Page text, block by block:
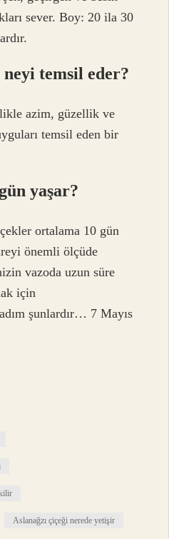
sever. Boy: 20 ila 30
neyi temsil eder?
azim, güzellik ve
temsil eden bir
yaşar?
ortalama 10 gün
önemli ölçüde
vazoda uzun süre
için
şunlardır… 7 Mayıs
Aslanağzı çiçeği nerede yetişir